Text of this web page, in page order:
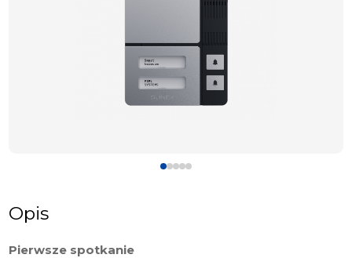
Opis
Pierwsze spotkanie